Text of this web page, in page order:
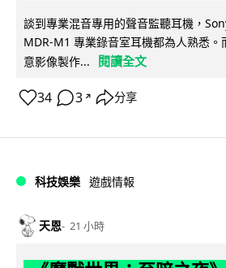
談到專業混音專用的聲音監聽耳機，
MDR-M1 專業錄音室耳機都為人熟悉。
意影像製作...
閱讀全文
34 3 ↗ 分享
科技娛樂 遊戲情報
天恩 21 小時